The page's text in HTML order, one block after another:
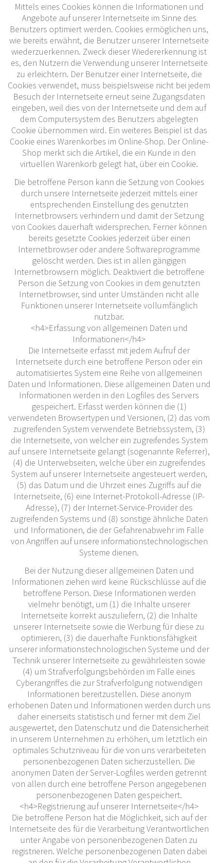
Mittels eines Cookies können die Informationen und
Angebote auf unserer Internetseite im Sinne des
Benutzers optimiert werden. Cookies ermöglichen uns,
wie bereits erwähnt, die Benutzer unserer Internetseite
wiederzuerkennen. Zweck dieser Wiedererkennung ist
es, den Nutzern die Verwendung unserer Internetseite
zu erleichtern. Der Benutzer einer Internetseite, die
Cookies verwendet, muss beispielsweise nicht bei jedem
Besuch der Internetseite erneut seine Zugangsdaten
eingeben, weil dies von der Internetseite und dem auf
dem Computersystem des Benutzers abgelegten
Cookie übernommen wird. Ein weiteres Beispiel ist das
Cookie eines Warenkorbes im Online-Shop. Der Online-
Shop merkt sich die Artikel, die ein Kunde in den
virtuellen Warenkorb gelegt hat, über ein Cookie.
Die betroffene Person kann die Setzung von Cookies
durch unsere Internetseite jederzeit mittels einer
entsprechenden Einstellung des genutzten
Internetbrowsers verhindern und damit der Setzung
von Cookies dauerhaft widersprechen. Ferner können
bereits gesetzte Cookies jederzeit über einen
Internetbrowser oder andere Softwareprogramme
gelöscht werden. Dies ist in allen gängigen
Internetbrowsern möglich. Deaktiviert die betroffene
Person die Setzung von Cookies in dem genutzten
Internetbrowser, sind unter Umständen nicht alle
Funktionen unserer Internetseite vollumfänglich
nutzbar.
<h4>Erfassung von allgemeinen Daten und
Informationen</h4>
Die Internetseite erfasst mit jedem Aufruf der
Internetseite durch eine betroffene Person oder ein
automatisiertes System eine Reihe von allgemeinen
Daten und Informationen. Diese allgemeinen Daten und
Informationen werden in den Logfiles des Servers
gespeichert. Erfasst werden können die (1)
verwendeten Browsertypen und Versionen, (2) das vom
zugreifenden System verwendete Betriebssystem, (3)
die Internetseite, von welcher ein zugreifendes System
auf unsere Internetseite gelangt (sogenannte Referrer),
(4) die Unterwebseiten, welche über ein zugreifendes
System auf unserer Internetseite angesteuert werden,
(5) das Datum und die Uhrzeit eines Zugriffs auf die
Internetseite, (6) eine Internet-Protokoll-Adresse (IP-
Adresse), (7) der Internet-Service-Provider des
zugreifenden Systems und (8) sonstige ähnliche Daten
und Informationen, die der Gefahrenabwehr im Falle
von Angriffen auf unsere informationstechnologischen
Systeme dienen.
Bei der Nutzung dieser allgemeinen Daten und
Informationen ziehen wird keine Rückschlüsse auf die
betroffene Person. Diese Informationen werden
vielmehr benötigt, um (1) die Inhalte unserer
Internetseite korrekt auszuliefern, (2) die Inhalte
unserer Internetseite sowie die Werbung für diese zu
optimieren, (3) die dauerhafte Funktionsfähigkeit
unserer informationstechnologischen Systeme und der
Technik unserer Internetseite zu gewährleisten sowie
(4) um Strafverfolgungsbehörden im Falle eines
Cyberangriffes die zur Strafverfolgung notwendigen
Informationen bereitzustellen. Diese anonym
erhobenen Daten und Informationen werden durch uns
daher einerseits statistisch und ferner mit dem Ziel
ausgewertet, den Datenschutz und die Datensicherheit
in unserem Unternehmen zu erhöhen, um letztlich ein
optimales Schutzniveau für die von uns verarbeiteten
personenbezogenen Daten sicherzustellen. Die
anonymen Daten der Server-Logfiles werden getrennt
von allen durch eine betroffene Person angegebenen
personenbezogenen Daten gespeichert.
<h4>Registrierung auf unserer Internetseite</h4>
Die betroffene Person hat die Möglichkeit, sich auf der
Internetseite des für die Verarbeitung Verantwortlichen
unter Angabe von personenbezogenen Daten zu
registrieren. Welche personenbezogenen Daten dabei